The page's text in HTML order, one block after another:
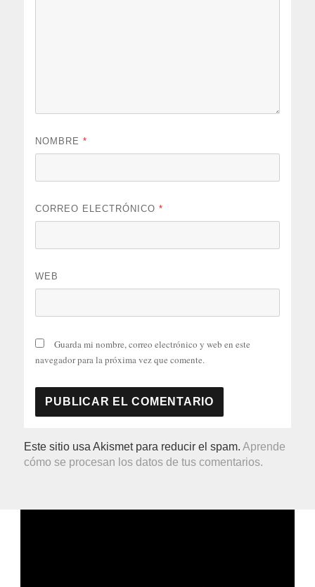
NOMBRE*
CORREO ELECTRÓNICO*
WEB
Guarda mi nombre, correo electrónico y web en este
navegador para la próxima vez que comente.
Este sitio usa Akismet para reducir el spam.Aprende
cómo se procesan los datos de tus comentarios.